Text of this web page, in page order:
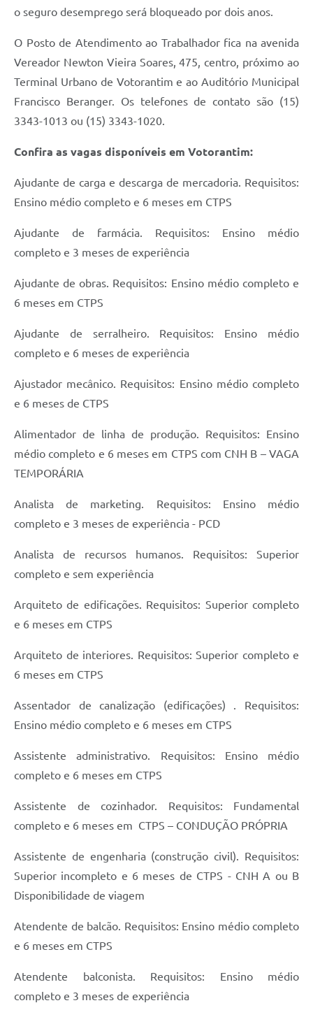
o seguro desemprego será bloqueado por dois anos.
O Posto de Atendimento ao Trabalhador fica na avenida
Vereador Newton Vieira Soares, 475, centro, próximo ao
Terminal Urbano de Votorantim e ao Auditório Municipal
Francisco Beranger. Os telefones de contato são (15)
3343-1013 ou (15) 3343-1020.
Confira as vagas disponíveis em Votorantim:
Ajudante de carga e descarga de mercadoria. Requisitos:
Ensino médio completo e 6 meses em CTPS
Ajudante de farmácia. Requisitos: Ensino médio
completo e 3 meses de experiência
Ajudante de obras. Requisitos: Ensino médio completo e
6 meses em CTPS
Ajudante de serralheiro. Requisitos: Ensino médio
completo e 6 meses de experiência
Ajustador mecânico. Requisitos: Ensino médio completo
e 6 meses de CTPS
Alimentador de linha de produção. Requisitos: Ensino
médio completo e 6 meses em CTPS com CNH B – VAGA
TEMPORÁRIA
Analista de marketing. Requisitos: Ensino médio
completo e 3 meses de experiência - PCD
Analista de recursos humanos. Requisitos: Superior
completo e sem experiência
Arquiteto de edificações. Requisitos: Superior completo
e 6 meses em CTPS
Arquiteto de interiores. Requisitos: Superior completo e
6 meses em CTPS
Assentador de canalização (edificações) . Requisitos:
Ensino médio completo e 6 meses em CTPS
Assistente administrativo. Requisitos: Ensino médio
completo e 6 meses em CTPS
Assistente de cozinhador. Requisitos: Fundamental
completo e 6 meses em CTPS – CONDUÇÃO PRÓPRIA
Assistente de engenharia (construção civil). Requisitos:
Superior incompleto e 6 meses de CTPS - CNH A ou B
Disponibilidade de viagem
Atendente de balcão. Requisitos: Ensino médio completo
e 6 meses em CTPS
Atendente balconista. Requisitos: Ensino médio
completo e 3 meses de experiência